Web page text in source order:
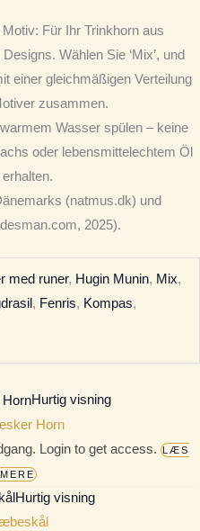
Motiv: Für Ihr Trinkhorn aus
Wählen Sie ‘Mix’, und
einer gleichmäßigen Verteilung
zusammen.
Wasser spülen – keine
oder lebensmittelechtem Öl
(natmus.dk) und
2025).
med runer, Hugin Munin, Mix,
, Fenris, Kompas,
Hurtig visning
Horn
Login to get access.
LÆS
MERE
Hurtig visning